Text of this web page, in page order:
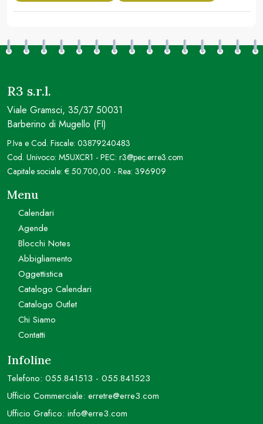
R3 s.r.l.
Viale Gramsci, 35/37 50031
Barberino di Mugello (FI)
P.Iva e Cod. Fiscale: 03879240483
Cod. Univoco: M5UXCR1 - PEC: r3@pec.erre3.com
Capitale sociale: € 50.700,00 - Rea: 396909
Menu
Calendari
Agende
Blocchi Notes
Abbigliamento
Oggettistica
Catalogo Calendari
Catalogo Outlet
Chi Siamo
Contatti
Infoline
Telefono: 055.841513 - 055.841523
Ufficio Commerciale: erretre@erre3.com
Ufficio Grafico: info@erre3.com